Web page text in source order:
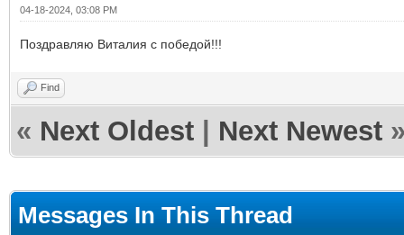
04-18-2024, 03:08 PM
Поздравляю Виталия с победой!!!
Find
« Next Oldest Next Newest
Messages In This Thread